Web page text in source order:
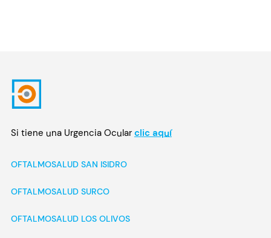
Si tiene una Urgencia Ocular clic aquí
OFTALMOSALUD SAN ISIDRO
OFTALMOSALUD SURCO
OFTALMOSALUD LOS OLIVOS